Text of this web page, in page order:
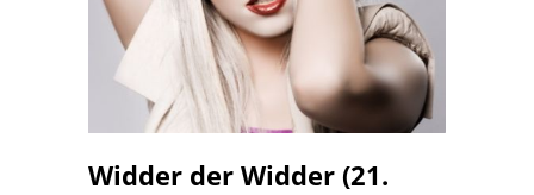
Widder der Widder (21.